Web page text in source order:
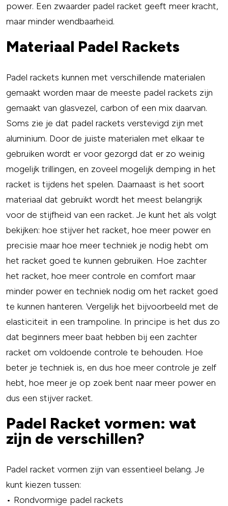
power. Een zwaarder padel racket geeft meer kracht,
maar minder wendbaarheid.
Materiaal Padel Rackets
Padel rackets kunnen met verschillende materialen
gemaakt worden maar de meeste padel rackets zijn
gemaakt van glasvezel, carbon of een mix daarvan.
Soms zie je dat padel rackets verstevigd zijn met
aluminium. Door de juiste materialen met elkaar te
gebruiken wordt er voor gezorgd dat er zo weinig
mogelijk trillingen, en zoveel mogelijk demping in het
racket is tijdens het spelen. Daarnaast is het soort
materiaal dat gebruikt wordt het meest belangrijk
voor de stijfheid van een racket. Je kunt het als volgt
bekijken: hoe stijver het racket, hoe meer power en
precisie maar hoe meer techniek je nodig hebt om
het racket goed te kunnen gebruiken. Hoe zachter
het racket, hoe meer controle en comfort maar
minder power en techniek nodig om het racket goed
te kunnen hanteren. Vergelijk het bijvoorbeeld met de
elasticiteit in een trampoline. In principe is het dus zo
dat beginners meer baat hebben bij een zachter
racket om voldoende controle te behouden. Hoe
beter je techniek is, en dus hoe meer controle je zelf
hebt, hoe meer je op zoek bent naar meer power en
dus een stijver racket.
Padel Racket vormen: wat
zijn de verschillen?
Padel racket vormen zijn van essentieel belang. Je
kunt kiezen tussen:
• Rondvormige padel rackets